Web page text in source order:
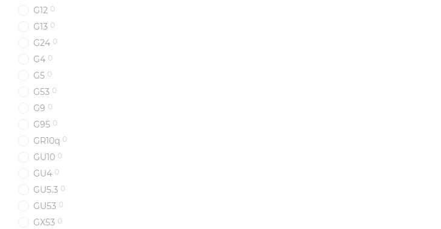
G12 0
G13 0
G24 0
G4 0
G5 0
G53 0
G9 0
G95 0
GR10q 0
GU10 0
GU4 0
GU5.3 0
GU53 0
GX53 0